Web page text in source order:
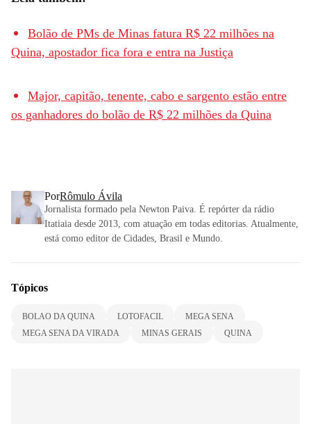
Bolão de PMs de Minas fatura R$ 22 milhões na
Quina, apostador fica fora e entra na Justiça
Major, capitão, tenente, cabo e sargento estão entre
os ganhadores do bolão de R$ 22 milhões da Quina
PorRômulo Ávila
Jornalista formado pela Newton Paiva. É repórter da rádio
Itatiaia desde 2013, com atuação em todas editorias. Atualmente,
está como editor de Cidades, Brasil e Mundo.
Tópicos
BOLAO DA QUINA LOTOFACIL
MEGA SENA
MEGA SENA DA VIRADA
MINAS GERAIS QUINA